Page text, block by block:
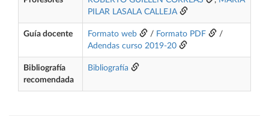
PILAR LASALA CALLEJA
Guía docente Formato web / Formato PDF
/
Adendas curso 2019-20
Bibliografía
recomendada
Bibliografía